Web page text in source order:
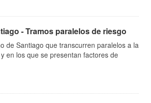
- Tramos paralelos de riesgo
de Santiago que transcurren paralelos a la
en los que se presentan factores de